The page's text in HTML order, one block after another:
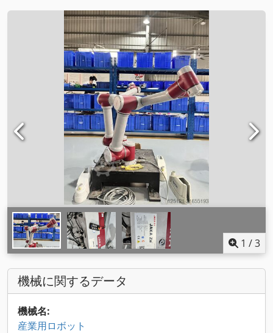
1 /3
機械に関するデータ
機械名:
産業用ロボット